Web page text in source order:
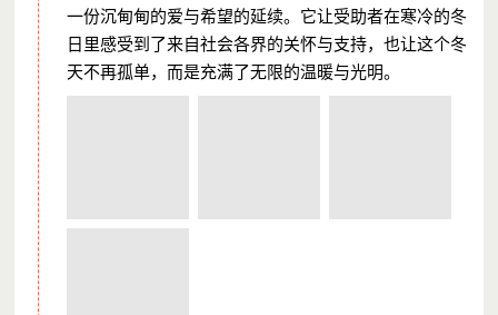
一份沉甸甸的爱与希望的延续。它让受助者在寒冷的冬
日里感受到了来自社会各界的关怀与支持，也让这个冬
天不再孤单，而是充满了无限的温暖与光明。